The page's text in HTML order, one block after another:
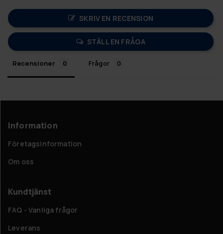
SKRIV EN RECENSION
STÄLL EN FRÅGA
Recensioner Frågor
Information
Företagsinformation
Om oss
Kundtjänst
FAQ - Vanliga frågor
Leverans